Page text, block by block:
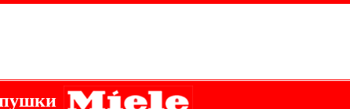
пушки